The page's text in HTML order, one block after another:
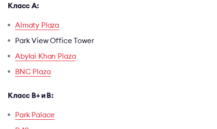
Класс A:
Almaty Plaza
Park View Office Tower
Abylai Khan Plaza
BNC Plaza
Класс B+ и B:
Park Palace